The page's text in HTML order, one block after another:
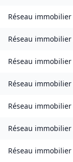
Réseau immobilier
Réseau immobilier
Réseau immobilier
Réseau immobilier
Réseau immobilier
Réseau immobilier
Réseau immobilier